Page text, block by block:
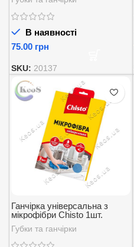
В наявності
грн
SKU: 20137
Ганчірка універсальна з
мікрофібри Chisto 1шт.
Губки та ганчірки